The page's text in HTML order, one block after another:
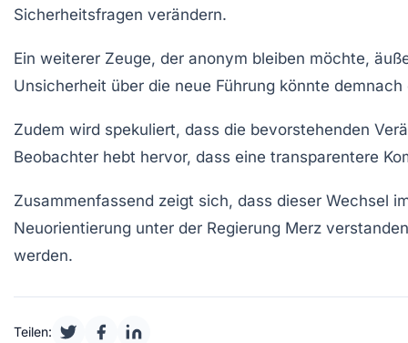
Sicherheitsfragen verändern.
Ein weiterer Zeuge, der anonym bleiben möchte,
Unsicherheit über die neue Führung könnte
Zudem wird spekuliert, dass die bevorstehenden
Beobachter hebt hervor, dass eine transparentere
Zusammenfassend zeigt sich, dass dieser Wechsel
Neuorientierung unter der Regierung Merz
werden.
Teilen: